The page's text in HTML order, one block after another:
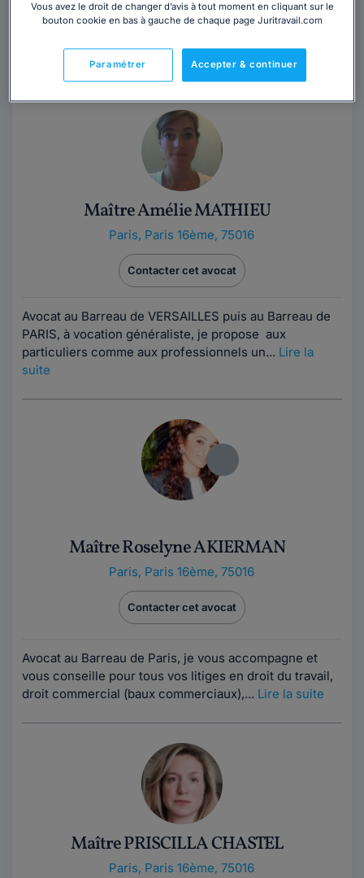
Maître Amèle BENTAHAR est avocate à Paris. Son
commercial, avec pour objectif d'être un...Lire la suite
Maître Amélie MATHIEU
Paris, Paris 16ème, 75016
Contacter cet avocat
Avocat au Barreau de VERSAILLES puis au Barreau de
PARIS, à vocation généraliste, je propose aux
particuliers comme aux professionnels un... Lire la
suite
Maître Roselyne AKIERMAN
Paris, Paris 16ème, 75016
Contacter cet avocat
Avocat au Barreau de Paris, je vous accompagne et
vous conseille pour tous vos litiges en droit du travail,
droit commercial (baux commerciaux),... Lire la suite
Maître PRISCILLA CHASTEL
Paris, Paris 16ème, 75016
Vous avez le droit de changer d’avis à tout moment en cliquant sur le
bouton cookie en bas à gauche de chaque page Juritravail.com
Accepter & continuer
Paramétrer